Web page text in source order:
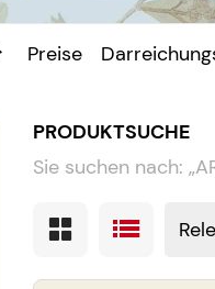
Preise
PRODUKTSUCHE
Sie suchen nach: „